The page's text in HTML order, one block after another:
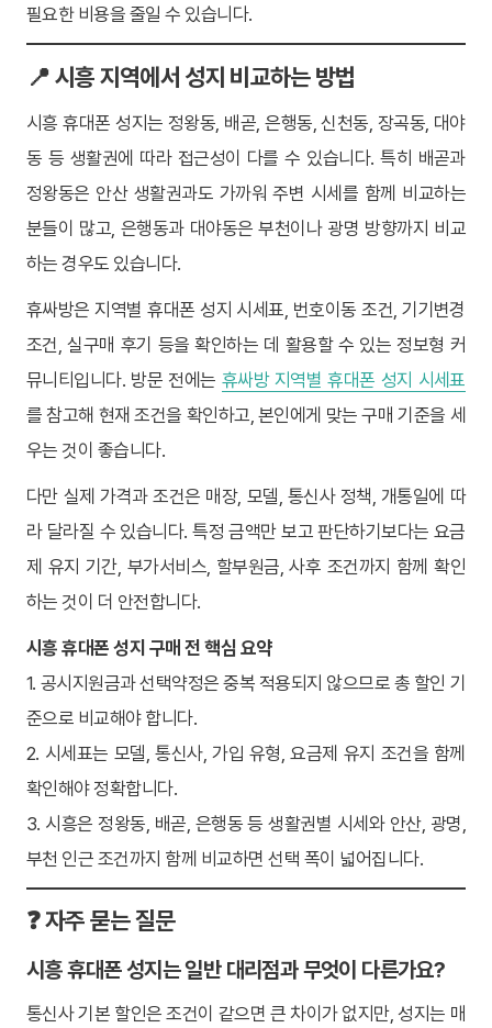
필요한 비용을 줄일 수 있습니다.
📍 시흥 지역에서 성지 비교하는 방법
시흥 휴대폰 성지는 정왕동, 배곧, 은행동, 신천동, 장곡동, 대야
동 등 생활권에 따라 접근성이 다를 수 있습니다. 특히 배곧과
정왕동은 안산 생활권과도 가까워 주변 시세를 함께 비교하는
분들이 많고, 은행동과 대야동은 부천이나 광명 방향까지 비교
하는 경우도 있습니다.
휴싸방은 지역별 휴대폰 성지 시세표, 번호이동 조건, 기기변경
조건, 실구매 후기 등을 확인하는 데 활용할 수 있는 정보형 커
뮤니티입니다. 방문 전에는 휴싸방 지역별 휴대폰 성지 시세표
를 참고해 현재 조건을 확인하고, 본인에게 맞는 구매 기준을 세
우는 것이 좋습니다.
다만 실제 가격과 조건은 매장, 모델, 통신사 정책, 개통일에 따
라 달라질 수 있습니다. 특정 금액만 보고 판단하기보다는 요금
제 유지 기간, 부가서비스, 할부원금, 사후 조건까지 함께 확인
하는 것이 더 안전합니다.
시흥 휴대폰 성지 구매 전 핵심 요약
1. 공시지원금과 선택약정은 중복 적용되지 않으므로 총 할인 기
준으로 비교해야 합니다.
2. 시세표는 모델, 통신사, 가입 유형, 요금제 유지 조건을 함께
확인해야 정확합니다.
3. 시흥은 정왕동, 배곧, 은행동 등 생활권별 시세와 안산, 광명,
부천 인근 조건까지 함께 비교하면 선택 폭이 넓어집니다.
❓ 자주 묻는 질문
시흥 휴대폰 성지는 일반 대리점과 무엇이 다른가요?
통신사 기본 할인은 조건이 같으면 큰 차이가 없지만, 성지는 매